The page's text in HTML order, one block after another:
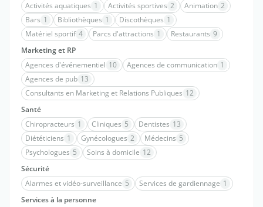
Activités aquatiques 1 Activités sportives 2 Animation 2
Bars 1 Bibliothèques 1 Discothèques 1
Matériel sportif 4 Parcs d'attractions 1 Restaurants 9
Marketing et RP
Agences d'événementiel 10 Agences de communication 1
Agences de pub 13
Consultants en Marketing et Relations Publiques 12
Santé
Chiropracteurs 1 Cliniques 5 Dentistes 13
Diététiciens 1 Gynécologues 2 Médecins 5
Psychologues 5 Soins à domicile 12
Sécurité
Alarmes et vidéo-surveillance 5 Services de gardiennage 1
Services à la personne